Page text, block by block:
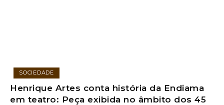
SOCIEDADE
Henrique Artes conta história da Endiama
em teatro: Peça exibida no âmbito dos 45